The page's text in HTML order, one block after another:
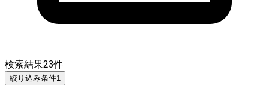
検索結果23件
絞り込み条件1